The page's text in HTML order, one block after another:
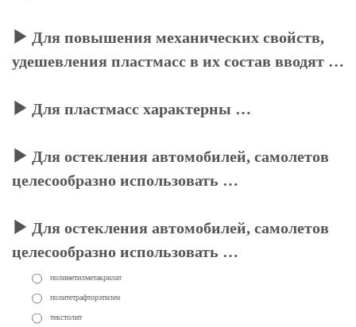
Для повышения механических свойств,
удешевления пластмасс в их состав вводят …
Для пластмасс характерны …
Для остекления автомобилей, самолетов
целесообразно использовать …
Для остекления автомобилей, самолетов
целесообразно использовать …
полиметилметакрилат
политетрафторэтилен
текстолит